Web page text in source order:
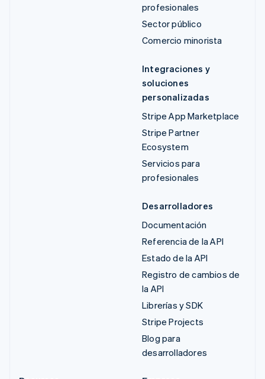
profesionales
Sector público
Comercio minorista
Integraciones y
soluciones
personalizadas
Stripe App Marketplace
Stripe Partner
Ecosystem
Servicios para
profesionales
Desarrolladores
Documentación
Referencia de la API
Estado de la API
Registro de cambios de
la API
Librerías y SDK
Stripe Projects
Blog para
desarrolladores